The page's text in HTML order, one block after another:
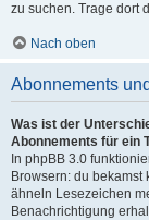
zu suchen. Trage dort
Nach oben
Abonnements
Was ist der
Abonnements für ein
In phpBB 3.0
Browsern: du
ähneln Lesezeichen
Benachrichtigung